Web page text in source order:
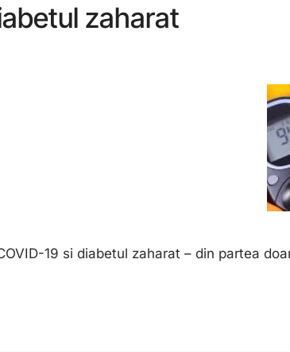
zaharat
19 si diabetul zaharat – din partea